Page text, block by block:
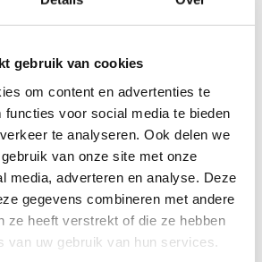
gebruik van cookies
om content en advertenties te
functies voor social media te bieden
te analyseren. Ook delen we
van onze site met onze
media, adverteren en analyse. Deze
gegevens combineren met andere
ze heeft verstrekt of die ze hebben
van uw gebruik van hun services.
bestaat uit:
zwart